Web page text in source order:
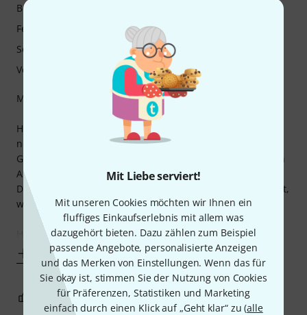
Mit Liebe serviert!
Mit unseren Cookies möchten wir Ihnen ein
fluffiges Einkaufserlebnis mit allem was
dazugehört bieten. Dazu zählen zum Beispiel
passende Angebote, personalisierte Anzeigen
und das Merken von Einstellungen. Wenn das für
Sie okay ist, stimmen Sie der Nutzung von Cookies
für Präferenzen, Statistiken und Marketing
einfach durch einen Klick auf „Geht klar“ zu (alle
Mein Verwendungszweck:
Hauptächlich als lautloses Übe-Saxophon bzw. Klarinette,
nebenbei als "Spielzeug" für digitale Sounds.
Getestet habe ich außerdem das Yamaha YDS-150 und den
Akai EWI Solo.
Den Zweck erfüllt das Aerophone sehr, sehr gut (zumindest,
was das Übesax betrifft - zur Klarinette später mehr).
Haptik /
Mehr anzeigen
Bedienung
Features
Sound
Verarbeitung
0 BEWERTUNG MELDEN